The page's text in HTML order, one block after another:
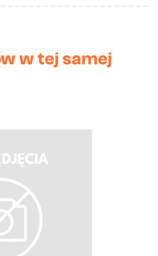
w tej samej